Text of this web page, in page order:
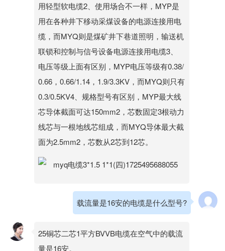
用轻型软电缆2、使用场合不一样，MYP是
用在各种井下移动采煤设备的电源连接用电
缆，而MYQ则是煤矿井下巷道照明，输送机
联锁和控制与信号设备电源连接用电缆3、
电压等级上面有区别，MYP电压等级有0.38/
0.66，0.66/1.14，1.9/3.3KV，而MYQ则只有
0.3/0.5KV4、规格型号有区别，MYP最大线
芯导体截面可达150mm2，芯数固定3根动力
线芯与一根地线芯组成，而MYQ导体最大截
面为2.5mm2，芯数从2芯到12芯。
载流量是16安的电缆是什么型号?
25铜芯二芯1平方BVVB电缆在空气中的载流
量是16安。